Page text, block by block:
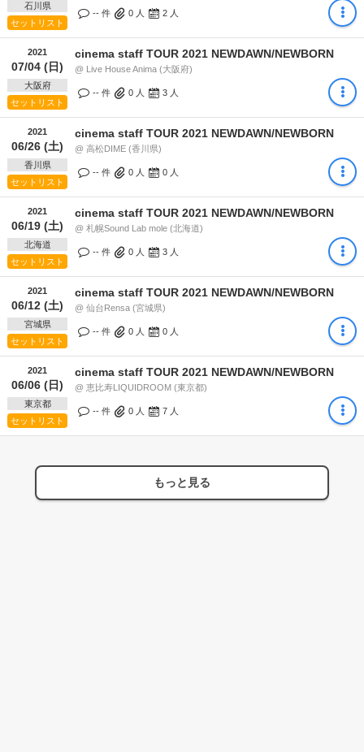
石川県
セットリスト
-- 件 0 人 2 人
2021
07/04 (日)
大阪府
セットリスト
cinema staff TOUR 2021 NEWDAWN/NEWBORN
@ Live House Anima (大阪府)
-- 件 0 人 3 人
2021
06/26 (土)
香川県
セットリスト
cinema staff TOUR 2021 NEWDAWN/NEWBORN
@ 高松DIME (香川県)
-- 件 0 人 0 人
2021
06/19 (土)
北海道
セットリスト
cinema staff TOUR 2021 NEWDAWN/NEWBORN
@ 札幌Sound Lab mole (北海道)
-- 件 0 人 3 人
2021
06/12 (土)
宮城県
セットリスト
cinema staff TOUR 2021 NEWDAWN/NEWBORN
@ 仙台Rensa (宮城県)
-- 件 0 人 0 人
2021
06/06 (日)
東京都
セットリスト
cinema staff TOUR 2021 NEWDAWN/NEWBORN
@ 恵比寿LIQUIDROOM (東京都)
-- 件 0 人 7 人
もっと見る